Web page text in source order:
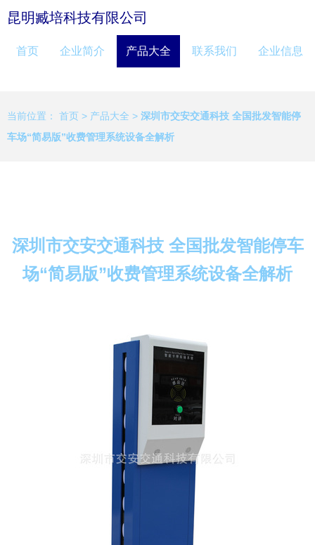
昆明臧培科技有限公司
首页 企业简介 产品大全 联系我们 企业信息
当前位置： 首页 > 产品大全 > 深圳市交安交通科技 全国批发智能停
车场“简易版”收费管理系统设备全解析
深圳市交安交通科技 全国批发智能停车
场“简易版”收费管理系统设备全解析